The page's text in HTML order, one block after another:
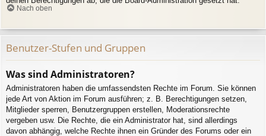
Nach oben
Benutzer-Stufen und Gruppen
Was sind Administratoren?
Administratoren haben die umfassendsten Rechte im Forum. Sie können
jede Art von Aktion im Forum ausführen; z. B. Berechtigungen setzen,
Mitglieder sperren, Benutzergruppen erstellen, Moderationsrechte
vergeben usw. Die Rechte, die ein Administrator hat, sind allerdings
davon abhängig, welche Rechte ihnen ein Gründer des Forums oder ein